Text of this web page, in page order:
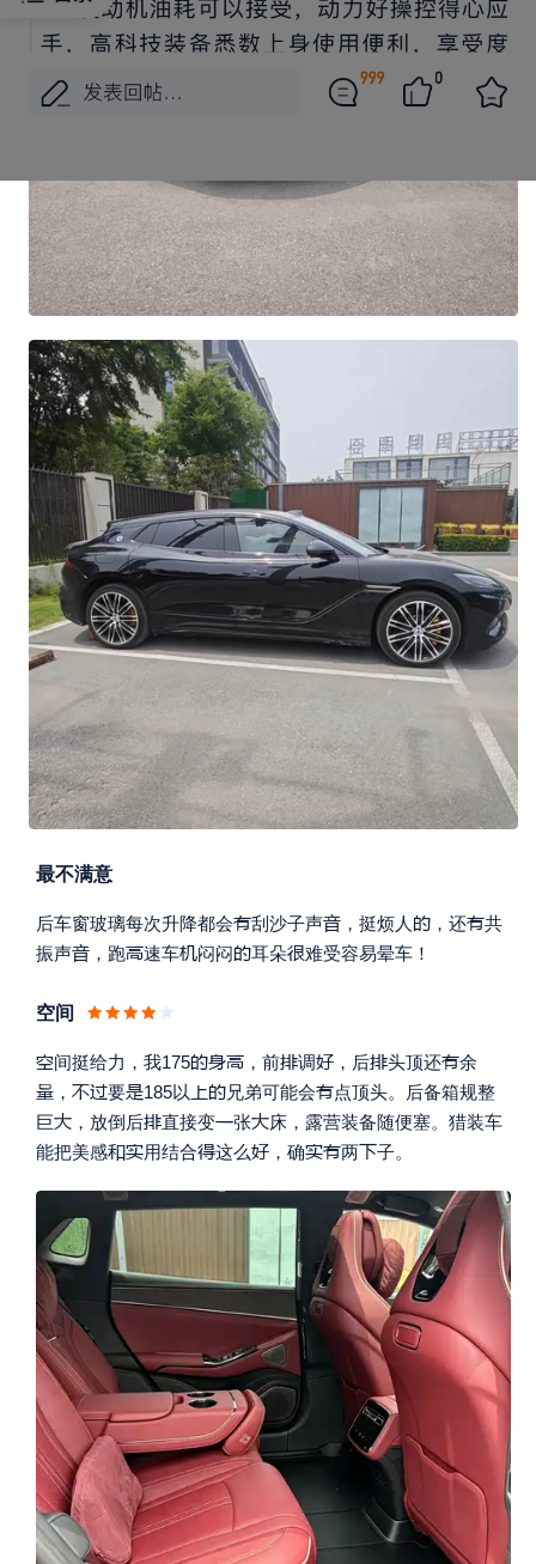
最不满意
后车窗玻璃每次升降都会刮沙子声 ，挺烦人 ，还共
振声 ，跑速车闷闷耳朵难受容易晕车！
空间
间挺给力，我175 ，前调 ，后头顶还余
 ， 要185以 兄弟可能会点顶头。
后备箱规整
巨 ，放倒后直接变张床，露营装备随便塞。猎装车
能把美感用结合这么 ，确两子。